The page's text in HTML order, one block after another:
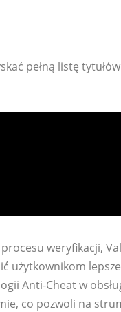
pełną listę
weryfikacji,
użytkownikom
Anti-Cheat w
co pozwoli na